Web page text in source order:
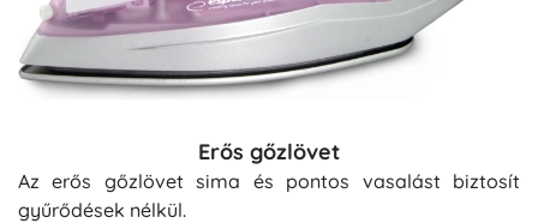
Erős gőzlövet
Az erős gőzlövet sima és pontos vasalást biztosít
gyűrődések nélkül.